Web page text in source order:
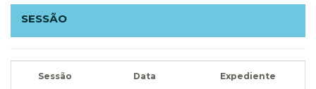
SESSÃO
Sessão Data Expediente